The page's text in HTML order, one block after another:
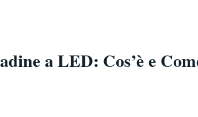
a LED: Cos’è e